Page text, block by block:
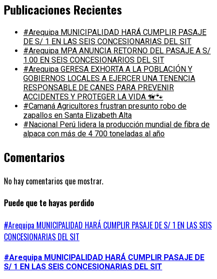
Publicaciones Recientes
#Arequipa MUNICIPALIDAD HARÁ CUMPLIR PASAJE
DE S/ 1 EN LAS SEIS CONCESIONARIAS DEL SIT
#Arequipa MPA ANUNCIA RETORNO DEL PASAJE A S/
1.00 EN SEIS CONCESIONARIOS DEL SIT
#Arequipa GERESA EXHORTA A LA POBLACIÓN Y
GOBIERNOS LOCALES A EJERCER UNA TENENCIA
RESPONSABLE DE CANES PARA PREVENIR
ACCIDENTES Y PROTEGER LA VIDA 🦮🐾
#Camaná Agricultores frustran presunto robo de
zapallos en Santa Elizabeth Alta
#Nacional Perú lidera la producción mundial de fibra de
alpaca con más de 4 700 toneladas al año
Comentarios
No hay comentarios que mostrar.
Puede que te hayas perdido
#Arequipa MUNICIPALIDAD HARÁ CUMPLIR PASAJE DE S/ 1 EN LAS SEIS
CONCESIONARIAS DEL SIT
#Arequipa MUNICIPALIDAD HARÁ CUMPLIR PASAJE DE
S/ 1 EN LAS SEIS CONCESIONARIAS DEL SIT